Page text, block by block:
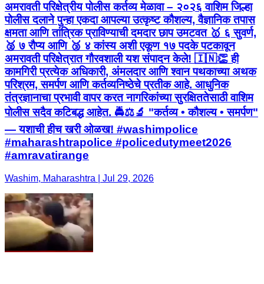
अमरावती परिक्षेत्रीय पोलीस कर्तव्य मेळावा – २०२६ वाशिम जिल्हा
पोलीस दलाने पुन्हा एकदा आपल्या उत्कृष्ट कौशल्य, वैज्ञानिक तपास
क्षमता आणि तांत्रिक प्राविण्याची दमदार छाप उमटवत 🥇 ६ सुवर्ण,
🥈 ७ रौप्य आणि 🥉 ४ कांस्य अशी एकूण १७ पदके पटकावून
अमरावती परिक्षेत्रात गौरवशाली यश संपादन केले! 🇮🇳👏 ही
कामगिरी प्रत्येक अधिकारी, अंमलदार आणि श्वान पथकाच्या अथक
परिश्रम, समर्पण आणि कर्तव्यनिष्ठेचे प्रतीक आहे. आधुनिक
तंत्रज्ञानाचा प्रभावी वापर करत नागरिकांच्या सुरक्षिततेसाठी वाशिम
पोलीस सदैव कटिबद्ध आहेत. 🚔⚖️🔬 "कर्तव्य • कौशल्य • समर्पण"
— यशाची हीच खरी ओळख! #washimpolice
#maharashtrapolice #policedutymeet2026
#amravatirange
Washim, Maharashtra | Jul 29, 2026